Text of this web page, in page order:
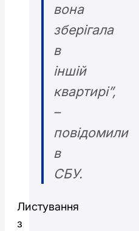
вона
зберігала
в
іншій
квартирі”,
–
повідомили
в
СБУ.
Листування
з